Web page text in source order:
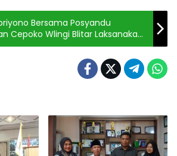
Bersama Posyandu
Cepoko Wlingi Blitar Laksanakan
Stunting